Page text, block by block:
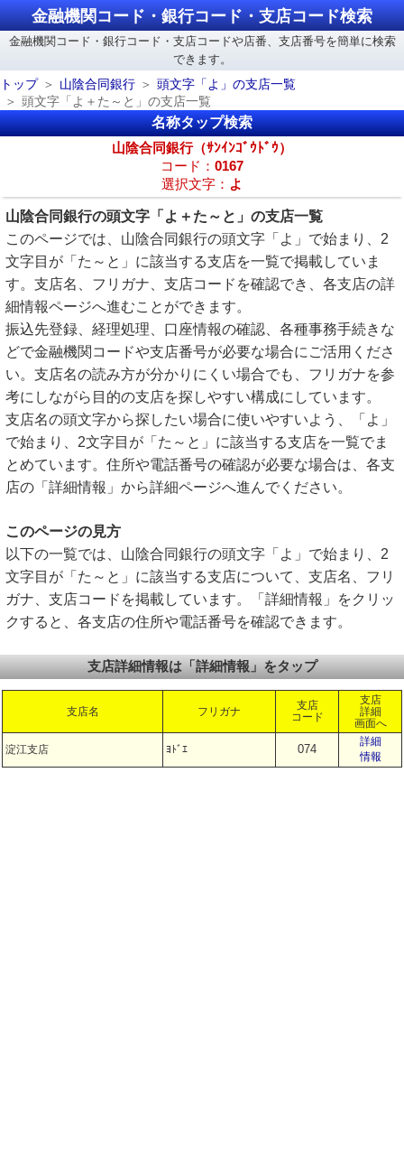
金融機関コード・銀行コード・支店コード検索
金融機関コード・銀行コード・支店コードや店番、支店番号を簡単に検索
できます。
トップ
山陰合同銀行
頭文字「よ」の支店一覧
頭文字「よ＋た～と」の支店一覧
名称タップ検索
山陰合同銀行（ｻﾝｲﾝｺﾞｳﾄﾞｳ）
コード： 0167
選択文字： よ
山陰合同銀行の頭文字「よ＋た～と」の支店一覧
このページでは、山陰合同銀行の頭文字「よ」で始まり、2
文字目が「た～と」に該当する支店を一覧で掲載していま
す。支店名、フリガナ、支店コードを確認でき、各支店の詳
細情報ページへ進むことができます。
振込先登録、経理処理、口座情報の確認、各種事務手続きな
どで金融機関コードや支店番号が必要な場合にご活用くださ
い。支店名の読み方が分かりにくい場合でも、フリガナを参
考にしながら目的の支店を探しやすい構成にしています。
支店名の頭文字から探したい場合に使いやすいよう、「よ」
で始まり、2文字目が「た～と」に該当する支店を一覧でま
とめています。住所や電話番号の確認が必要な場合は、各支
店の「詳細情報」から詳細ページへ進んでください。
このページの見方
以下の一覧では、山陰合同銀行の頭文字「よ」で始まり、2
文字目が「た～と」に該当する支店について、支店名、フリ
ガナ、支店コードを掲載しています。「詳細情報」をクリッ
クすると、各支店の住所や電話番号を確認できます。
支店詳細情報は「詳細情報」をタップ
支店名 フリガナ
支店
コード
支店
詳細
画面へ
淀江支店 ﾖﾄﾞｴ 074
詳細
情報